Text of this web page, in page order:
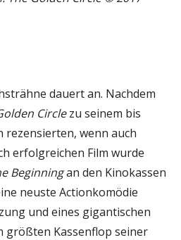
dauert an. Nachdem
Circlezu seinem bis
rezensierten, wenn auch
erfolgreichen Film wurde
Beginningan den Kinokassen
neuste Actionkomödie
und eines gigantischen
größten Kassenflop seiner